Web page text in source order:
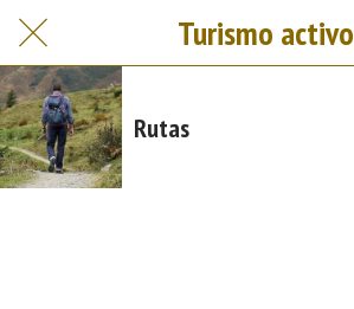
Turismo activo
Rutas